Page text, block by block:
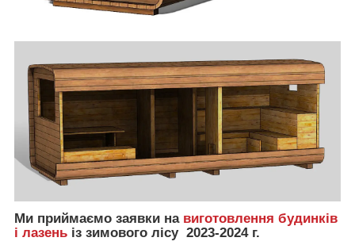
Ми приймаємо заявки на виготовлення будинків
і лазень із зимового лісу 2023-2024 г.